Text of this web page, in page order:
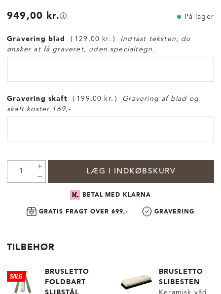
949,00 kr. På lager
Gravering blad 129,00 kr.
Indtast teksten, du
ønsker at få graveret, uden specialtegn.
Gravering skaft 199,00 kr.
Gravering af blad og
skaft koster 169,-
LÆG I INDKØBSKURV
BETAL MED KLARNA
GRATIS FRAGT OVER 699,- GRAVERING
TILBEHØR
BRUSLETTO
FOLDBART
BRUSLETTO
SLIBESTEN
Keramisk våd